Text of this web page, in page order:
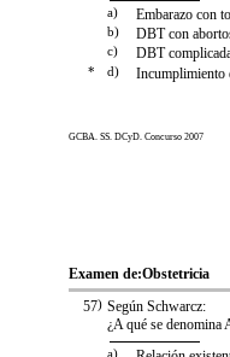
a) Embarazo con
b) DBT con
c) DBT
* d) Incumplimiento
GCBA. SS. DCyD. Concurso 2007
Examen de:Obstetricia
)
57 Según Schwarcz:
¿A qué se
a)